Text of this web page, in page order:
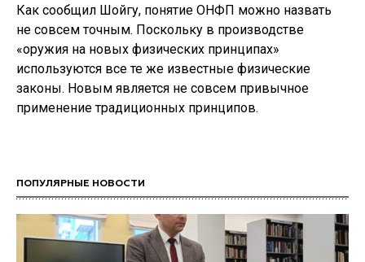
Как сообщил Шойгу, понятие ОНФП можно назвать
не совсем точным. Поскольку в производстве
«оружия на новых физических принципах»
используются все те же известные физические
законы. Новым является не совсем привычное
применение традиционных принципов.
ПОПУЛЯРНЫЕ НОВОСТИ